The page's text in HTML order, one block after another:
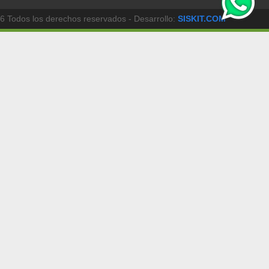
Todos los derechos reservados - Desarrollo: SISKIT.COM